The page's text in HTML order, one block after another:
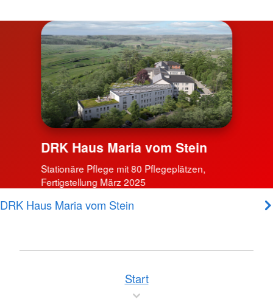
DRK Haus Maria vom Stein
Stationäre Pflege mit 80 Pflegeplätzen,
Fertigstellung März 2025
DRK Haus Maria vom Stein
Start